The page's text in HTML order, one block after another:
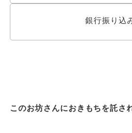
銀行振り込
このお坊さんにおきもちを託さ